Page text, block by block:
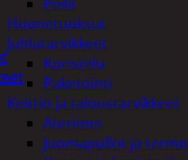
Huonetuoksut
Juhlatarvikkeet
Koristelu
Paketointi
Keittiö ja taloustarvikkeet
Aterimet
Juomapullot ja